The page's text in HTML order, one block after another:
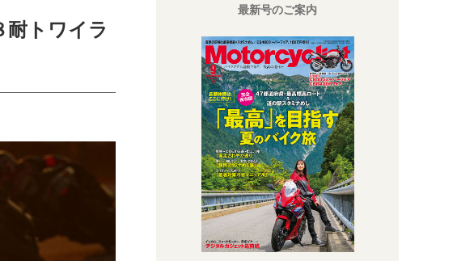
耐トワイラ
最新号のご案内